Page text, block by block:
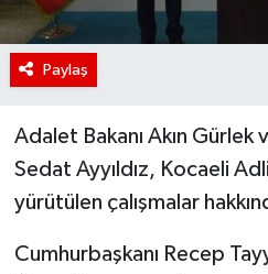
Paylaş
Adalet Bakanı Akın Gürlek
Sedat Ayyıldız, Kocaeli
yürütülen çalışmalar
Cumhurbaşkanı Recep